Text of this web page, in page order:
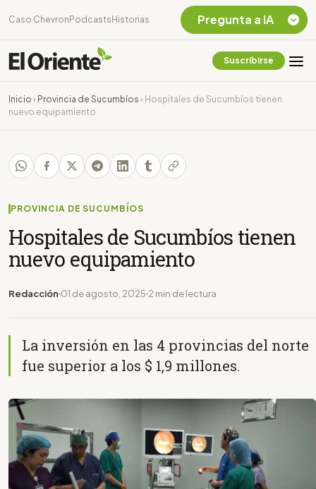
Caso Chevron Podcasts Historias
Suscribirse
Inicio › Provincia de Sucumbíos › Hospitales de Sucumbíos tienen
nuevo equipamiento
PROVINCIA DE SUCUMBÍOS
Hospitales de Sucumbíos tienen
nuevo equipamiento
Redacción 01 de agosto, 2025 2 min de lectura
La inversión en las 4 provincias del norte
fue superior a los $ 1,9 millones.
Pregunta a IA
Chevron Ecuador